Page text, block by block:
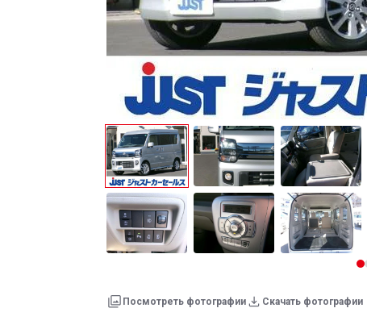
Посмотреть фотографии Скачать фотографии